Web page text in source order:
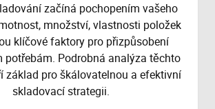
začíná pochopením vašeho
množství, vlastnosti položek
klíčové faktory pro přizpůsobení
potřebám. Podrobná analýza těchto
základ pro škálovatelnou a efektivní
skladovací strategii.